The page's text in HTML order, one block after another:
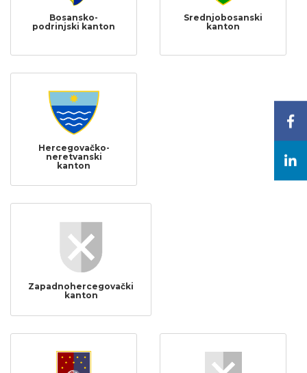
Bosansko-
podrinjski kanton
Srednjobosanski
kanton
Hercegovačko-
neretvanski
kanton
Zapadnohercegovački
kanton